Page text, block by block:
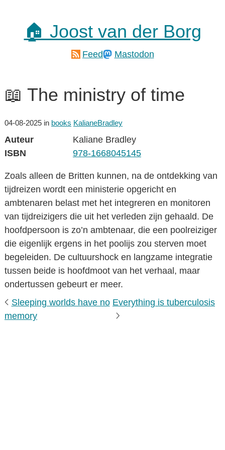
🏠 Joost van der Borg
Feed Mastodon
📖 The ministry of time
04-08-2025 in books KalianeBradley
Auteur
Kaliane Bradley
ISBN
978-1668045145
Zoals alleen de Britten kunnen, na de ontdekking van
tijdreizen wordt een ministerie opgericht en
ambtenaren belast met het integreren en monitoren
van tijdreizigers die uit het verleden zijn gehaald. De
hoofdpersoon is zo’n ambtenaar, die een poolreiziger
die eigenlijk ergens in het poolijs zou sterven moet
begeleiden. De cultuurshock en langzame integratie
tussen beide is hoofdmoot van het verhaal, maar
ondertussen gebeurt er meer.
Sleeping worlds have no
memory
Everything is tuberculosis